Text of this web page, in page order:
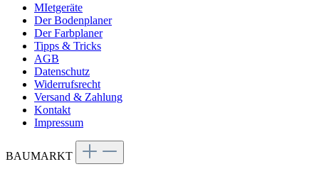
MIetgeräte
Der Bodenplaner
Der Farbplaner
Tipps & Tricks
AGB
Datenschutz
Widerrufsrecht
Versand & Zahlung
Kontakt
Impressum
BAUMARKT